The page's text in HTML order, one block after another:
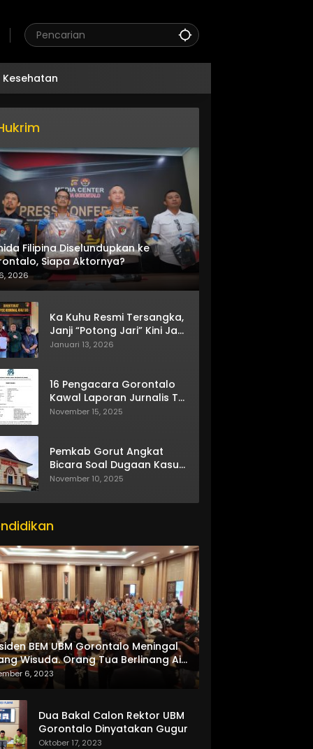
Kesehatan
Filipina Diselundupkan ke
Siapa Aktornya?
2026
Ka Kuhu Resmi Tersangka,
Janji “Potong Jari” Kini Jadi
Bumerang
Januari 13, 2026
16 Pengacara Gorontalo
Kawal Laporan Jurnalis TV
One
November 15, 2025
Pemkab Gorut Angkat
Bicara Soal Dugaan Kasus
Asusila Oknum ASN
November 10, 2025
BEM UBM Gorontalo Meningal
Wisuda. Orang Tua Berlinang Air
Menerima SKL dan Pemasangan
6, 2023
Dua Bakal Calon Rektor UBM
Gorontalo Dinyatakan Gugur
Oktober 17, 2023